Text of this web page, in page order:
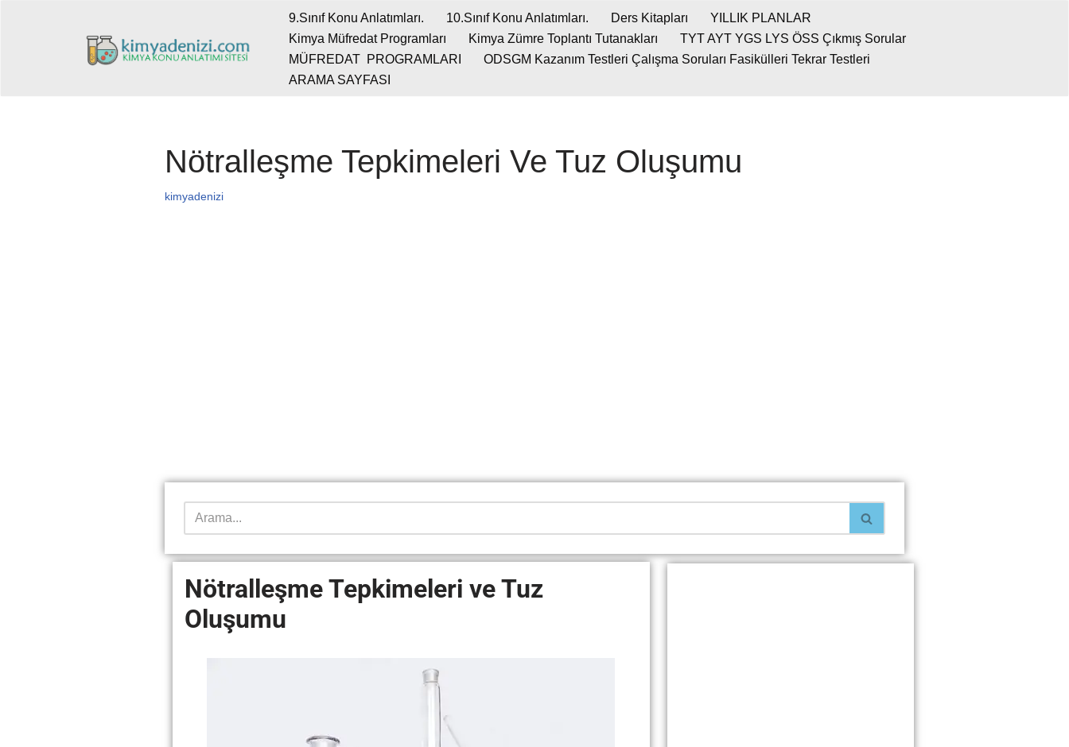
9.Sınıf Konu Anlatımları. 10.Sınıf Konu Anlatımları. Ders Kitapları
YILLIK PLANLAR
Kimya Müfredat Programları
Kimya Zümre Toplantı Tutanakları
TYT AYT YGS LYS ÖSS Çıkmış Sorular
MÜFREDAT PROGRAMLARI
ODSGM Kazanım Testleri Çalışma Soruları Fasikülleri Tekrar Testleri
ARAMA SAYFASI
Nötralleşme Tepkimeleri Ve Tuz Oluşumu
kimyadenizi
Nötralleşme Tepkimeleri ve Tuz
Oluşumu